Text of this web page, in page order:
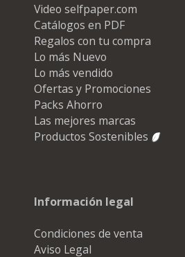
Video selfpaper.com
Catálogos en PDF
Regalos con tu compra
Lo más Nuevo
Lo más vendido
Ofertas y Promociones
Packs Ahorro
Las mejores marcas
Productos Sostenibles
Información legal
Condiciones de venta
Aviso Legal